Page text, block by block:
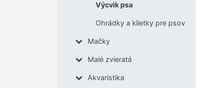
Výcvik psa
Ohrádky a klietky pre psov
Mačky
Malé zvieratá
Akvaristika